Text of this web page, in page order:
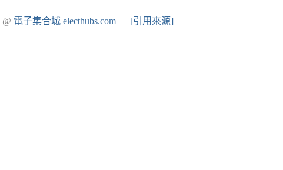
@ 電子集合城 electhubs.com [引用來源]